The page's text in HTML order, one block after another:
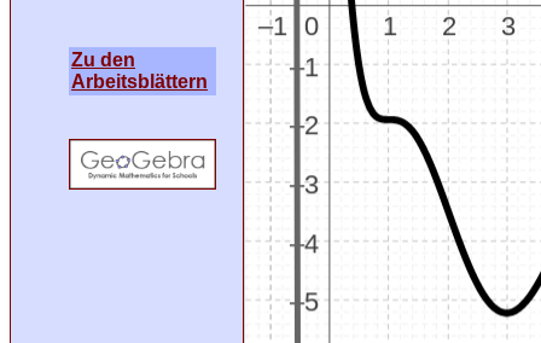
Zu den
Arbeitsblättern